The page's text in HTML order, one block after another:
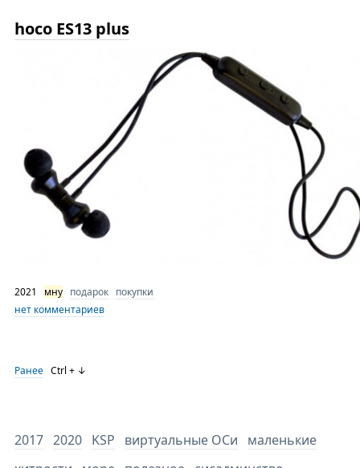
hoco ES13 plus
2021 мну подарок покупки
нет комментариев
Ранее Ctrl + ↓
2017 2020 KSP виртуальные ОСи
маленькие